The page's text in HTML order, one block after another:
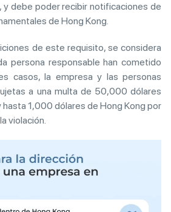
y debe poder recibir notificaciones de
de Hong Kong.
de este requisito, se considera
persona responsable han cometido
casos, la empresa y las personas
a una multa de 50,000 dólares
hasta 1,000 dólares de Hong Kong por
violación.